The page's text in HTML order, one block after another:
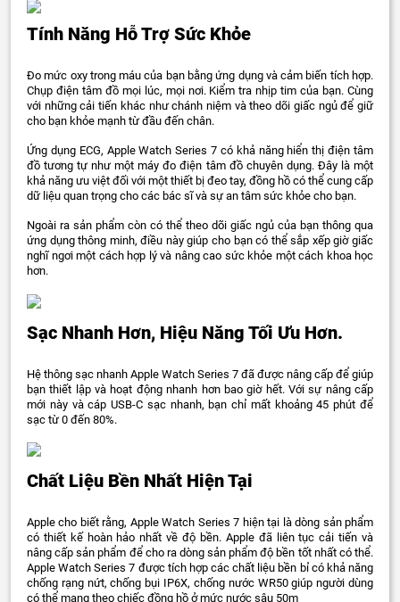
Tính Năng Hỗ Trợ Sức Khỏe
Đo mức oxy trong máu của bạn bằng ứng dụng và cảm biến tích hợp.
Chụp điện tâm đồ mọi lúc, mọi nơi. Kiểm tra nhịp tim của bạn. Cùng
với những cải tiến khác như chánh niệm và theo dõi giấc ngủ để giữ
cho bạn khỏe mạnh từ đầu đến chân.
Ứng dụng ECG, Apple Watch Series 7 có khả năng hiển thị điện tâm
đồ tương tự như một máy đo điện tâm đồ chuyên dụng. Đây là một
khả năng ưu việt đối với một thiết bị đeo tay, đồng hồ có thể cung cấp
dữ liệu quan trọng cho các bác sĩ và sự an tâm sức khỏe cho bạn.
Ngoài ra sản phẩm còn có thể theo dõi giấc ngủ của bạn thông qua
ứng dụng thông minh, điều này giúp cho bạn có thể sắp xếp giờ giấc
nghĩ ngơi một cách hợp lý và nâng cao sức khỏe một cách khoa học
hơn.
Sạc Nhanh Hơn, Hiệu Năng Tối Ưu Hơn.
Hệ thông sạc nhanh Apple Watch Series 7 đã được nâng cấp để giúp
bạn thiết lập và hoạt động nhanh hơn bao giờ hết. Với sự nâng cấp
mới này và cáp USB-C sạc nhanh, bạn chỉ mất khoảng 45 phút để
sạc từ 0 đến 80%.
Chất Liệu Bền Nhất Hiện Tại
Apple cho biết rằng, Apple Watch Series 7 hiện tại là dòng sản phẩm
có thiết kế hoàn hảo nhất về độ bền. Apple đã liên tục cải tiến và
nâng cấp sản phẩm để cho ra dòng sản phẩm độ bền tốt nhất có thể.
Apple Watch Series 7 được tích hợp các chất liệu bền bỉ có khả năng
chống rạng nứt, chống bụi IP6X, chống nước WR50 giúp người dùng
có thể mang theo chiếc đồng hồ ở mức nước sâu 50m